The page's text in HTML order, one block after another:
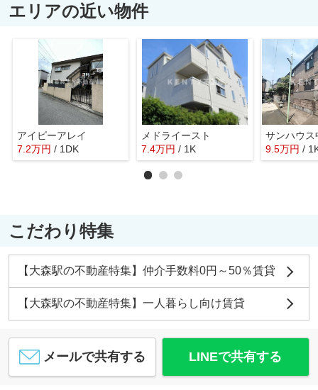
エリアの近い物件
アイビーアレイ
7.2万円 / 1DK
メドライースト
7.4万円 / 1K
サンハウス
9.5万円 /
こだわり特集
【大森駅の不動産特集】仲介手数料0円～50％賃貸
【大森駅の不動産特集】一人暮らし向け賃貸
メールで共有する LINEで共有する